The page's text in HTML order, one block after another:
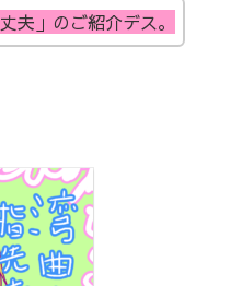
夫」のご紹介デス。